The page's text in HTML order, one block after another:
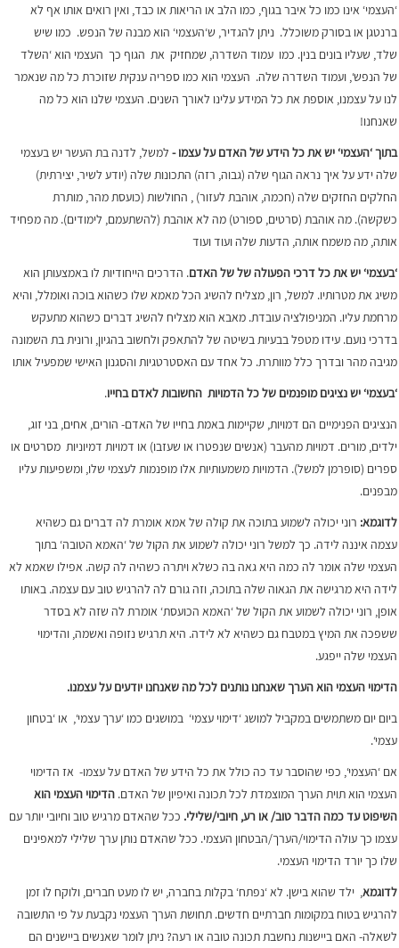
‘העצמי‘ אינו כמו כל איבר בגוף, כמו הלב או הריאות או כבד, ואין רואים אותו אף לא
ברנטגן או בסורק משוכלל. ניתן להגדיר, ש‘העצמי‘ הוא מבנה של הנפש. כמו שיש
שלד, שעליו בונים בנין. כמו עמוד השדרה, שמחזיק את הגוף כך העצמי הוא ‘השלד
של הנפש‘, ועמוד השדרה שלה. העצמי הוא כמו ספריה ענקית שזוכרת כל מה שנאמר
לנו על עצמנו, אוספת את כל המידע עלינו לאורך השנים. העצמי שלנו הוא כל מה
שאנחנו!
בתוך‘העצמי‘יש את כל הידע של האדם על עצמו - למשל, לדנה בת העשר יש בעצמי
שלה ידע על איך נראה הגוף שלה (גבוה, רזה) התכונות שלה (יודע לשיר, יצירתית)
החלקים החזקים שלה (חכמה, אוהבת לעזור) , החולשות (כועסת מהר, מותרת
כשקשה). מה אוהבת (סרטים, ספורט) מה לא אוהבת (להשתעמם, לימודים). מה מפחיד
אותה, מה משמח אותה, הדעות שלה ועוד ועוד
‘בעצמי‘יש את כל דרכי הפעולה של של האדם. הדרכים הייחודיות לו באמצעותן הוא
משיג את מטרותיו. למשל, רון, מצליח להשיג הכל מאמא שלו כשהוא בוכה ואומלל, והיא
מרחמת עליו. המניפולציה עובדת. מאבא הוא מצליח להשיג דברים כשהוא מתעקש
בדרכי נועם. עידו מטפל בבעיות בשיטה של להתאפק ולחשוב בהגיון, ורונית בת השמונה
מגיבה מהר ובדרך כלל מוותרת. כל אחד עם האסטרטגיות והסגנון האישי שמפעיל אותו
‘בעצמי‘יש נציגים מופנמים של כל הדמויות החשובות לאדם בחייו.
הנציגים הפנימיים הם דמויות, שקיימות באמת בחייו של האדם- הורים, אחים, בני זוג,
ילדים, מורים. דמויות מהעבר (אנשים שנפטרו או שעזבו) או דמויות דמיוניות מסרטים או
ספרים (סופרמן למשל). הדמויות משמעותיות אלו מופנמות לעצמי שלו, ומשפיעות עליו
מבפנים.
לדוגמא: רוני יכולה לשמוע בתוכה את קולה של אמא אומרת לה דברים גם כשהיא
עצמה איננה לידה. כך למשל רוני יכולה לשמוע את הקול של ‘האמא הטובה‘ בתוך
העצמי שלה אומר לה כמה היא גאה בה כשלא ויתרה כשהיה לה קשה. אפילו שאמא לא
לידה היא מרגישה את הגאוה שלה בתוכה, וזה גורם לה להרגיש טוב עם עצמה. באותו
אופן, רוני יכולה לשמוע את הקול של ‘האמא הכועסת‘ אומרת לה שזה לא בסדר
ששפכה את המיץ במטבח גם כשהיא לא לידה. היא תרגיש נזופה ואשמה, והדימוי
העצמי שלה ייפגע.
הדימוי העצמי הואהערךשאנחנו נותנים לכל מה שאנחנו יודעים על עצמנו.
ביום יום משתמשים במקביל למושג ‘דימוי עצמי‘ במושגים כמו ‘ערך עצמי‘, או ‘בטחון
עצמי‘.
אם ‘העצמי‘, כפי שהוסבר עד כה כולל את כל הידע של האדם על עצמו- אז הדימוי
העצמי הוא תוית הערך המוצמדת לכל תכונה ואיפיון של האדם. הדימוי העצמי הוא
השיפוט עד כמה הדבר טוב/ או רע, חיובי/שלילי. ככל שהאדם מרגיש טוב וחיובי יותר עם
עצמו כך עולה הדימוי/הערך/הבטחון העצמי. ככל שהאדם נותן ערך שלילי למאפינים
שלו כך יורד הדימוי העצמי.
לדוגמא, ילד שהוא בישן. לא ‘נפתח‘ בקלות בחברה, יש לו מעט חברים, ולוקח לו זמן
להרגיש בטוח במקומות חברתיים חדשים. תחושת הערך העצמי נקבעת על פי התשובה
לשאלה- האם ביישנות נחשבת תכונה טובה או רעה? ניתן לומר שאנשים ביישנים הם